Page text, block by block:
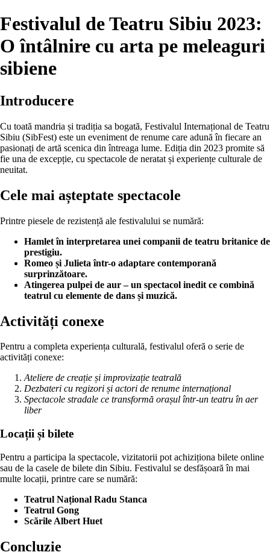
Festivalul de Teatru Sibiu 2023:
O întâlnire cu arta pe meleaguri
sibiene
Introducere
Cu toată mandria și tradiția sa bogată, Festivalul Internațional de Teatru
Sibiu (SibFest) este un eveniment de renume care adună în fiecare an
pasionați de artă scenica din întreaga lume. Ediția din 2023 promite să
fie una de excepție, cu spectacole de neratat și experiențe culturale de
neuitat.
Cele mai așteptate spectacole
Printre piesele de rezistență ale festivalului se numără:
Hamlet în interpretarea unei companii de teatru britanice de
prestigiu.
Romeo și Julieta într-o adaptare contemporană
surprinzătoare.
Atingerea pulpei de aur – un spectacol inedit ce combină
teatrul cu elemente de dans și muzică.
Activități conexe
Pentru a completa experiența culturală, festivalul oferă o serie de
activități conexe:
Ateliere de creație și improvizație teatrală
Dezbateri cu regizori și actori de renume internațional
Spectacole stradale ce transformă orașul într-un teatru în aer
liber
Locații și bilete
Pentru a participa la spectacole, vizitatorii pot achiziționa bilete online
sau de la casele de bilete din Sibiu. Festivalul se desfășoară în mai
multe locații, printre care se numără:
Teatrul Național Radu Stanca
Teatrul Gong
Scările Albert Huet
Concluzie